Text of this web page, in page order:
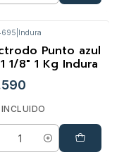
Indura
Punto azul
1/8" 1 Kg Indura